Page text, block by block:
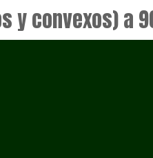
convexos) a